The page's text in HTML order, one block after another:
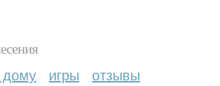
дому игры отзывы